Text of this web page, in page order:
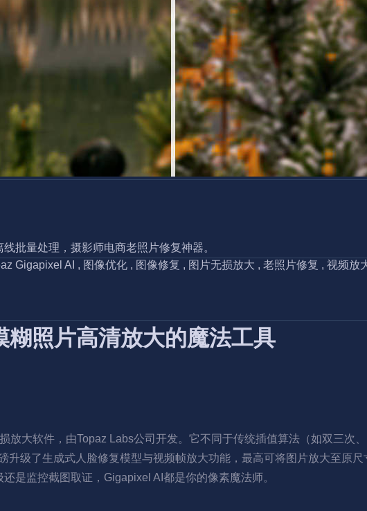
批量处理，摄影师电商老照片修复神器。
Gigapixel AI , 图像优化 , 图像修复 , 图片无损放大 , 老照片修复 , 视频放
糊照片高清放大的魔法工具
放大软件，由Topaz Labs公司开发。它不同于传统插值算法（如双三次
升级了生成式人脸修复模型与视频帧放大功能，最高可将图片放大至原
是监控截图取证，Gigapixel AI都是你的像素魔法师。